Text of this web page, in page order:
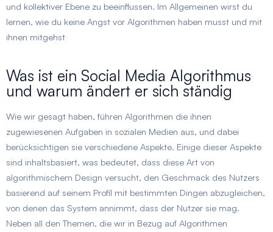
und kollektiver Ebene zu beeinflussen. Im Allgemeinen wirst du
lernen, wie du keine Angst vor Algorithmen haben musst und mit
ihnen mitgehst
Was ist ein Social Media Algorithmus
und warum ändert er sich ständig
Wie wir gesagt haben, führen Algorithmen die ihnen
zugewiesenen Aufgaben in sozialen Medien aus, und dabei
berücksichtigen sie verschiedene Aspekte. Einige dieser Aspekte
sind inhaltsbasiert, was bedeutet, dass diese Art von
algorithmischem Design versucht, den Geschmack des Nutzers
basierend auf seinem Profil mit bestimmten Dingen abzugleichen,
von denen das System annimmt, dass der Nutzer sie mag.
Neben all den Themen, die wir in Bezug auf Algorithmen